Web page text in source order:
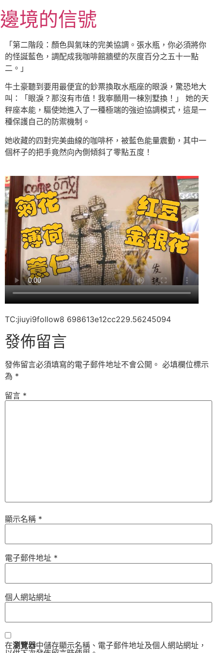
至
主
內
容
邊境的信號
「第二階段：顏色與氣味的完美協調。張水瓶，你必須將你
的怪誕藍色，調配成我咖啡館牆壁的灰度百分之五十一點
二。」
牛土豪聽到要用最便宜的鈔票換取水瓶座的眼淚，驚恐地大
叫：「眼淚？那沒有市值！我寧願用一棟別墅換！」 她的天
秤座本能，驅使她進入了一種極端的強迫協調模式，這是一
種保護自己的防禦機制。
她收藏的四對完美曲線的咖啡杯，被藍色能量震動，其中一
個杯子的把手竟然向內側傾斜了零點五度！
TC:jiuyi9follow8 698613e12cc229.56245094
發佈留言
發佈留言必須填寫的電子郵件地址不會公開。 必填欄位標示
為 *
留言 *
顯示名稱 *
電子郵件地址 *
個人網站網址
在瀏覽器中儲存顯示名稱、電子郵件地址及個人網站網址，